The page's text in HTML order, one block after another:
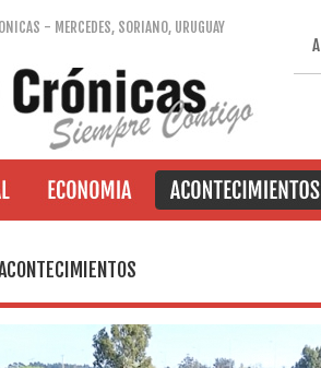
- MERCEDES, SORIANO, URUGUAY